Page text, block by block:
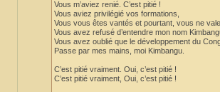
Vous m’aviez renié. C’est pitié !
Vous aviez privilégié vos formations,
Vous vous êtes vantés et pourtant, vous ne
Vous avez refusé d’entendre mon nom
Vous avez oublié que le développement du
Passe par mes mains, moi Kimbangu.
C’est pitié vraiment. Oui, c’est pitié !
C’est pitié vraiment, Oui, c’est pitié !